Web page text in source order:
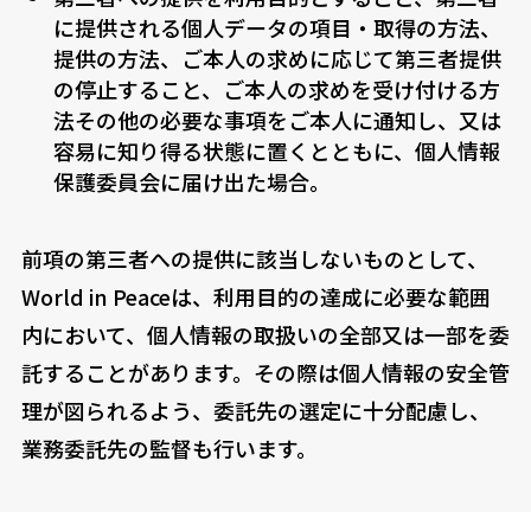
に提供される個人データの項目・取得の方法、
提供の方法、ご本人の求めに応じて第三者提供
の停止すること、ご本人の求めを受け付ける方
法その他の必要な事項をご本人に通知し、又は
容易に知り得る状態に置くとともに、個人情報
保護委員会に届け出た場合。
前項の第三者への提供に該当しないものとして、
World in Peaceは、利用目的の達成に必要な範囲
内において、個人情報の取扱いの全部又は一部を委
託することがあります。その際は個人情報の安全管
理が図られるよう、委託先の選定に十分配慮し、
業務委託先の監督も行います。